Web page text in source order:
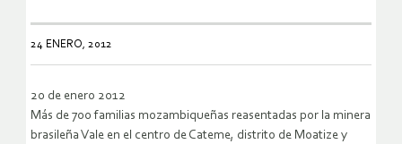
24 ENERO, 2012
20 de enero 2012
Más de 700 familias mozambiqueñas reasentadas por la minera
brasileña Vale en el centro de Cateme, distrito de Moatize y